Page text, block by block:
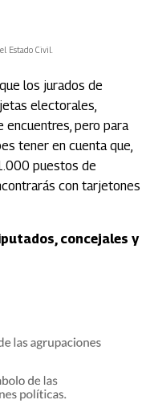
Estado Civil.
los jurados de
electorales,
pero para
tener en cuenta que,
puestos de
con tarjetones
concejales y